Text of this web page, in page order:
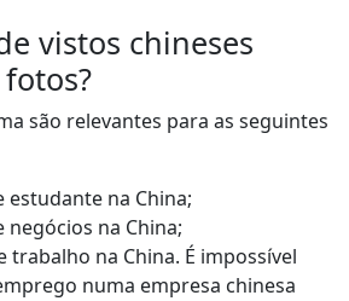
vistos chineses
são relevantes para as seguintes
na China;
na China;
trabalho na China. É impossível
numa empresa chinesa